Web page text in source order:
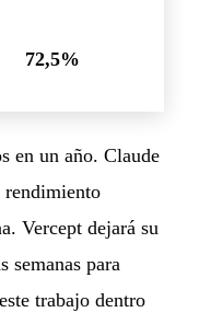
72,5%
en un año. Claude
rendimiento
Vercept dejará su
semanas para
trabajo dentro